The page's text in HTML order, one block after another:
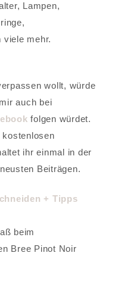
Lampen,
viele mehr.
wollt, würde
auch bei
folgen würdet.
ihr einmal in der
Beiträgen.
beim
Bree Pinot Noir